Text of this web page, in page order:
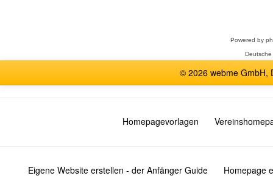
Powered by
© 2026 webme GmbH,
Homepagevorlagen
Eigene Website erstellen - der Anfänger Guide Homepage